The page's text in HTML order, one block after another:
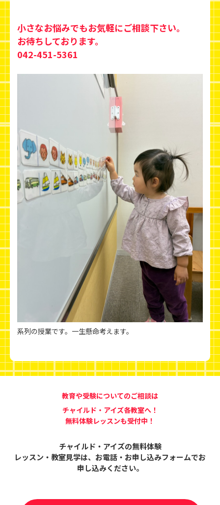
小さなお悩みでもお気軽にご相談下さい。
お待ちしております。
042-451-5361
系列の授業です。一生懸命考えます。
教育や受験についてのご相談は
チャイルド・アイズ各教室へ！
無料体験レッスンも受付中！
チャイルド・アイズの無料体験
レッスン・教室見学は、 お電話・お申し込みフォームでお
申し込みください。